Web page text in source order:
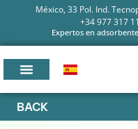
México, 33 Pol. Ind.
+34 977 317
Expertos en
BACK